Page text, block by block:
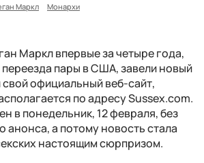
Маркл Монархи
Маркл впервые за четыре года,
переезда пары в США, завели новый
официальный веб-сайт,
по адресу Sussex.com.
в понедельник, 12 февраля, без
анонса, а потому новость стала
настоящим сюрпризом.